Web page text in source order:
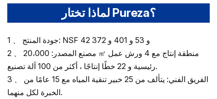
لماذا تختار Pureza؟
1 、 جودة المنتج: NSF 42 و 53 و 401 و 372
2 、 مصنع المصدر: 20،000 ㎡ منطقة إنتاج مع 4 ورش عمل
رئيسية و 22 خطًا إنتاجًا ، أكثر من 100 آلة تصنيع.
3 、 الفريق الفني: يتألف من 25 خبير تنقية المياه مع 15 عامًا من
الخبرة لكل منهما.